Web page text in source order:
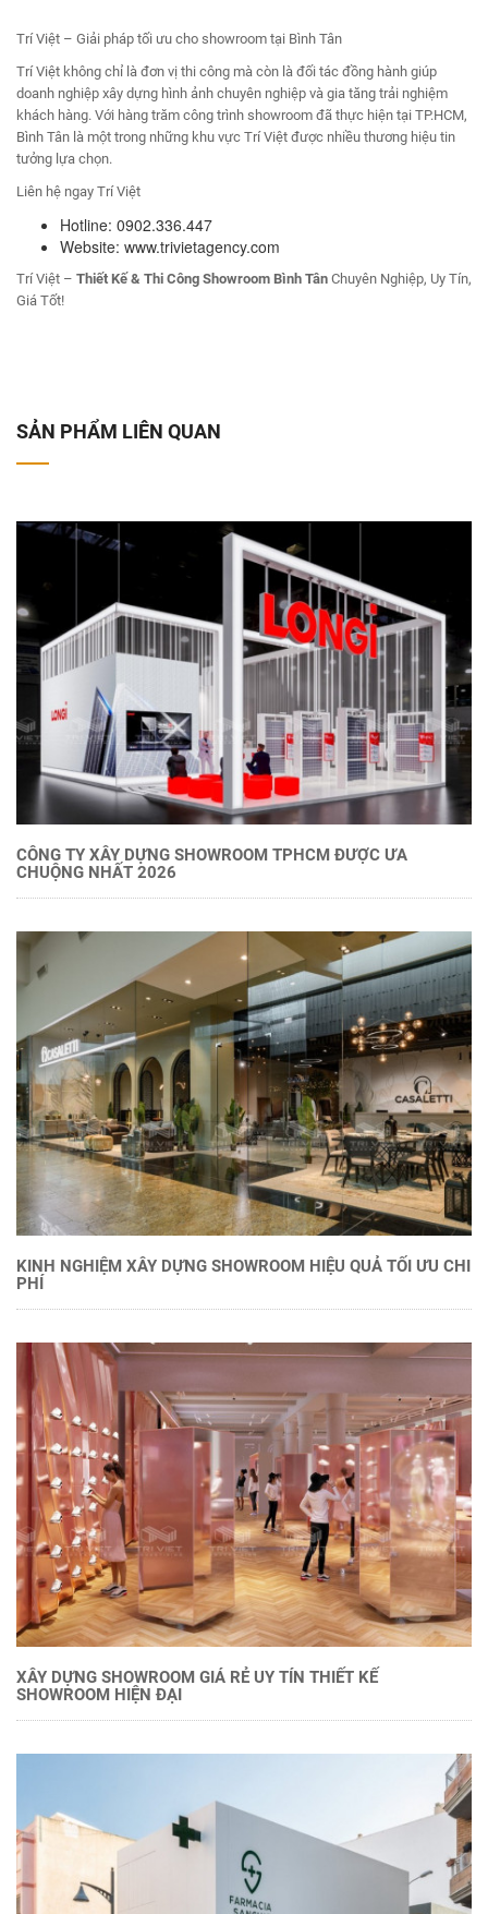
Trí Việt – Giải pháp tối ưu cho showroom tại Bình Tân
Trí Việt không chỉ là đơn vị thi công mà còn là đối tác đồng hành giúp
doanh nghiệp xây dựng hình ảnh chuyên nghiệp và gia tăng trải nghiệm
khách hàng. Với hàng trăm công trình showroom đã thực hiện tại TP.HCM,
Bình Tân là một trong những khu vực Trí Việt được nhiều thương hiệu tin
tưởng lựa chọn.
Liên hệ ngay Trí Việt
Hotline: 0902.336.447
Website: www.trivietagency.com
Trí Việt – Thiết Kế & Thi Công Showroom Bình Tân Chuyên Nghiệp, Uy Tín,
Giá Tốt!
SẢN PHẨM LIÊN QUAN
CÔNG TY XÂY DỰNG SHOWROOM TPHCM ĐƯỢC ƯA
CHUỘNG NHẤT 2026
KINH NGHIỆM XÂY DỰNG SHOWROOM HIỆU QUẢ TỐI ƯU CHI
PHÍ
XÂY DỰNG SHOWROOM GIÁ RẺ UY TÍN THIẾT KẾ
SHOWROOM HIỆN ĐẠI